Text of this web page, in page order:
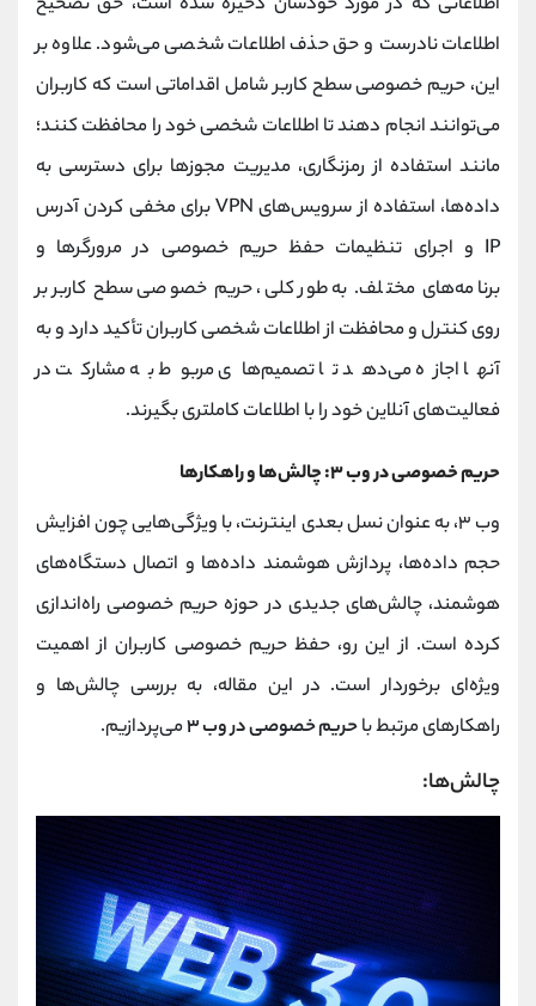
اطلاعات نادرست و حق حذف اطلاعات شخصی می‌شود. علاوه بر
این، حریم خصوصی سطح کاربر شامل اقداماتی است که کاربران
می‌توانند انجام دهند تا اطلاعات شخصی خود را محافظت کنند؛
مانند استفاده از رمزنگاری، مدیریت مجوزها برای دسترسی به
داده‌ها، استفاده از سرویس‌های VPN برای مخفی کردن آدرس
IP و اجرای تنظیمات حفظ حریم خصوصی در مرورگرها و
برنامه‌های مختلف. به طور کلی، حریم خصوصی سطح کاربر بر
روی کنترل و محافظت از اطلاعات شخصی کاربران تأکید دارد و به
آنها اجازه می‌دهد تا تصمیم‌های مربوط به مشارکت در
فعالیت‌های آنلاین خود را با اطلاعات کاملتری بگیرند.
حریم خصوصی در وب ۳: چالش‌ها و راهکارها
وب ۳، به عنوان نسل بعدی اینترنت، با ویژگی‌هایی چون افزایش
حجم داده‌ها، پردازش هوشمند داده‌ها و اتصال دستگاه‌های
هوشمند، چالش‌های جدیدی در حوزه حریم خصوصی راه‌اندازی
کرده است. از این رو، حفظ حریم خصوصی کاربران از اهمیت
ویژه‌ای برخوردار است. در این مقاله، به بررسی چالش‌ها و
راهکارهای مرتبط باحریم خصوصی در وب ۳ می‌پردازیم.
چالش‌ها: